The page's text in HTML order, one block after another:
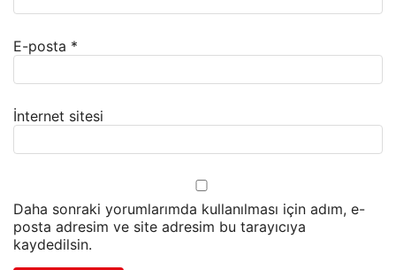
E-posta *
İnternet sitesi
Daha sonraki yorumlarımda kullanılması için adım, e-
posta adresim ve site adresim bu tarayıcıya
kaydedilsin.